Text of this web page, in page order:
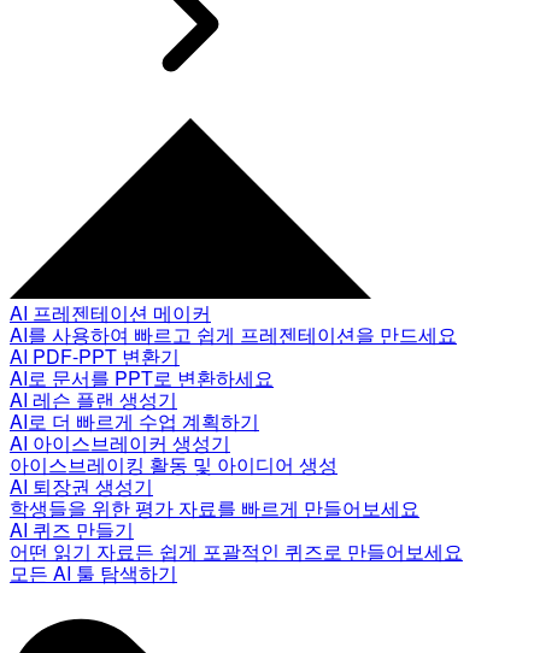
AI 프레젠테이션 메이커
AI를 사용하여 빠르고 쉽게 프레젠테이션을 만드세요
AI PDF-PPT 변환기
AI로 문서를 PPT로 변환하세요
AI 레슨 플랜 생성기
AI로 더 빠르게 수업 계획하기
AI 아이스브레이커 생성기
아이스브레이킹 활동 및 아이디어 생성
AI 퇴장권 생성기
학생들을 위한 평가 자료를 빠르게 만들어보세요
AI 퀴즈 만들기
어떤 읽기 자료든 쉽게 포괄적인 퀴즈로 만들어보세요
모든 AI 툴 탐색하기